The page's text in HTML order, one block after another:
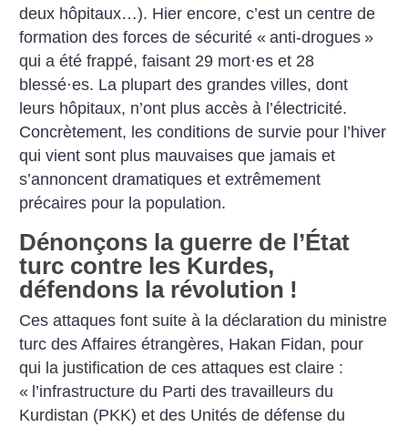
deux hôpitaux…). Hier encore, c’est un centre de
formation des forces de sécurité « anti-drogues »
qui a été frappé, faisant 29 mort·es et 28
blessé·es. La plupart des grandes villes, dont
leurs hôpitaux, n’ont plus accès à l’électricité.
Concrètement, les conditions de survie pour l’hiver
qui vient sont plus mauvaises que jamais et
s’annoncent dramatiques et extrêmement
précaires pour la population.
Dénonçons la guerre de l’État
turc contre les Kurdes,
défendons la révolution !
Ces attaques font suite à la déclaration du ministre
turc des Affaires étrangères, Hakan Fidan, pour
qui la justification de ces attaques est claire :
« l’infrastructure du Parti des travailleurs du
Kurdistan (PKK) et des Unités de défense du